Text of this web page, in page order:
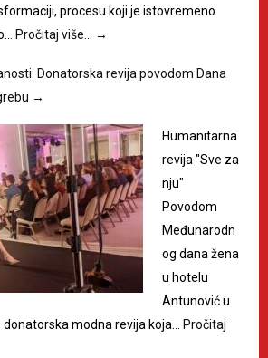
procesu koji je istovremeno
Pročitaj više… →
Donatorska revija povodom Dana
→
Humanitarna
revija "Sve za
nju"
Povodom
Međunarodn
og dana žena
u hotelu
Antunović u
donatorska modna revija koja… Pročitaj